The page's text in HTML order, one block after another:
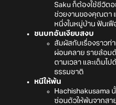
Saku ก็ต้องใช้ชีวิตอ
ช่วยงานของคุณตา
หนึ่งในหมู่บ้าน ฟันเฟื
ชนบทอันเงียบสงบ
สัมผัสกับเรื่องราวท่
ผ่อนคลาย รายล้อม
ตามเวลา และเต็มไ
ธรรมชาติ
หนีให้พ้น
Hachishakusama
ซ่อนตัวให้พ้นจากสา